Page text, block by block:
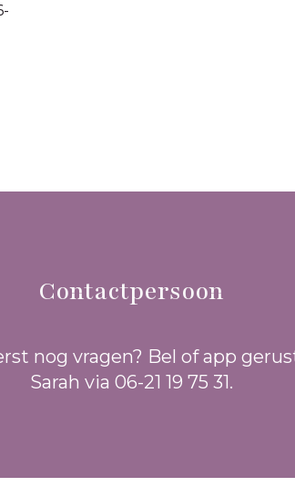
Contactpersoon
nog vragen? Bel of app
Sarah via 06-21 19 75 31.